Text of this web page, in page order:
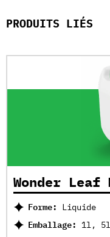
PRODUITS LIÉS
Wonder Leaf
Forme:
Liquide
Emballage:
1l,